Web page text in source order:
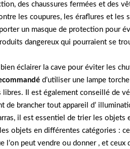
des chaussures fermées et des
les coupures, les éraflures et les
un masque de protection pour
dangereux qui pourraient se
éclairer la cave pour éviter les
d’utiliser une lampe
Il est également conseillé de
de brancher tout appareil d’
il est essentiel de trier les objets
objets en différentes catégories :
l’on peut vendre ou donner , et ceux